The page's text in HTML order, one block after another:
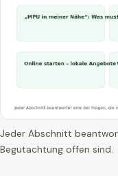
Jeder Abschnitt
Begutachtung offen sind.